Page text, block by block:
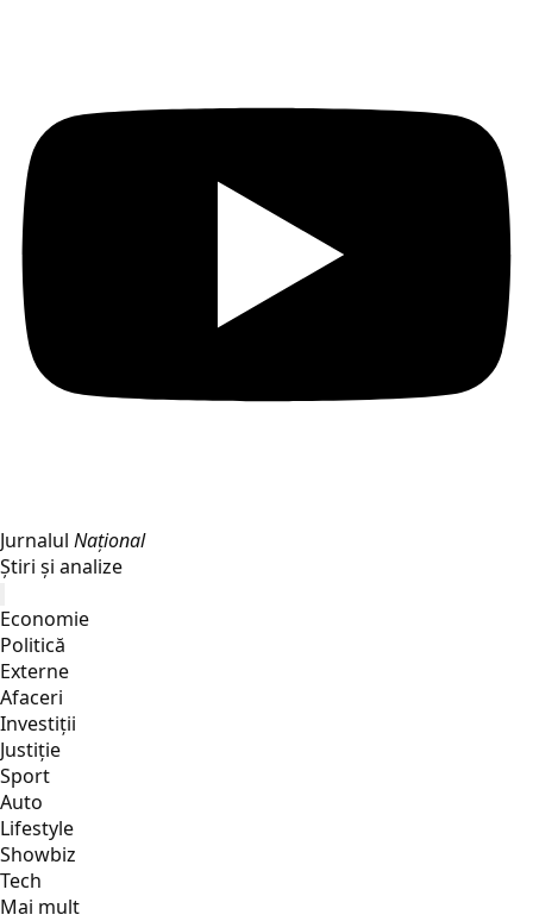
Jurnalul Național
Știri și analize
Economie
Politică
Externe
Afaceri
Investiții
Justiţie
Sport
Auto
Lifestyle
Showbiz
Tech
Mai mult